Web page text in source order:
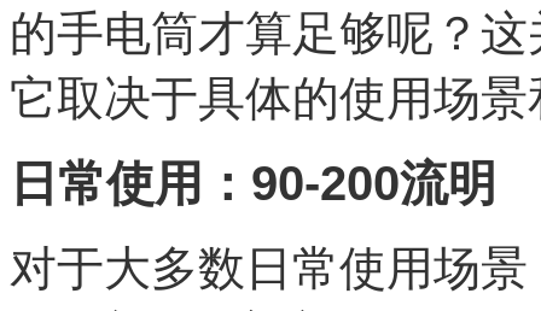
的手电筒才算足够呢？
它取决于具体的使用场
日常使用：90-200流明
对于大多数日常使用场